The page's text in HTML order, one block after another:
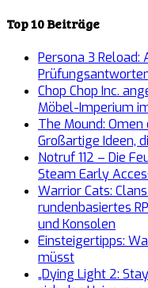
Top 10 Beiträge
Persona 3
Chop Chop Inc.
Möbel-Imperium
The Mound:
Großartige Ideen,
Notruf 112 – Die
Steam Early
Warrior Cats:
rundenbasiertes
und Konsolen
Einsteigertipps:
müsst
„Dying Light 2: